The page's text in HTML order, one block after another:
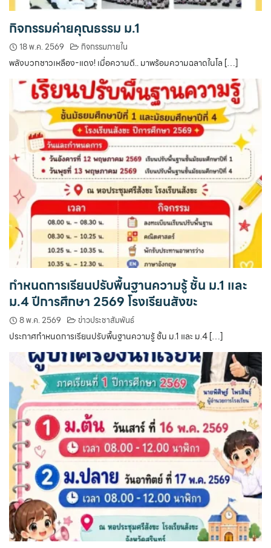
กิจกรรมค่ายคุณธรรม ม.1
18 พ.ค. 2569 กิจกรรมภายใน
พลังบวกชาวเหลือง-แดง! เมื่อความดี.. มาพร้อมความฉลาดในโล […]
กำหนดการเรียนปรับพื้นฐานความรู้ ชั้น ม.1 และ
ม.4 ปีการศึกษา 2569 โรงเรียนสังขะ
8 พ.ค. 2569 ข่าวประชาสัมพันธ์
ประกาศกำหนดการเรียนปรับพื้นฐานความรู้ ชั้น ม.1 และ ม.4 […]